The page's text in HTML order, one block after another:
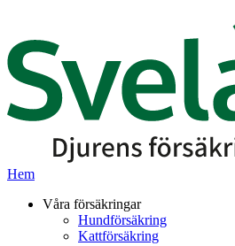
Hem
Våra försäkringar
Hundförsäkring
Kattförsäkring